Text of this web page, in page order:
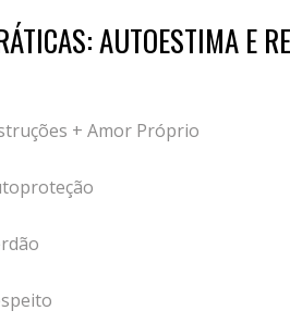
AUTOESTIMA E
+ Amor Próprio